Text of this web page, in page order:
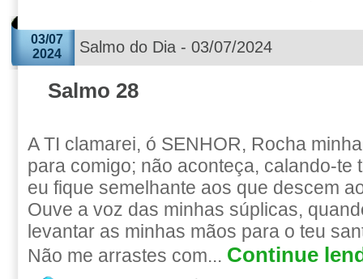
03/07
2024
Salmo do Dia - 03/07/2024
Salmo 28
A TI clamarei, ó SENHOR, Rocha
para comigo; não aconteça, calando-te
eu fique semelhante aos que descem
Ouve a voz das minhas súplicas,
levantar as minhas mãos para o teu
Não me arrastes com... Continue